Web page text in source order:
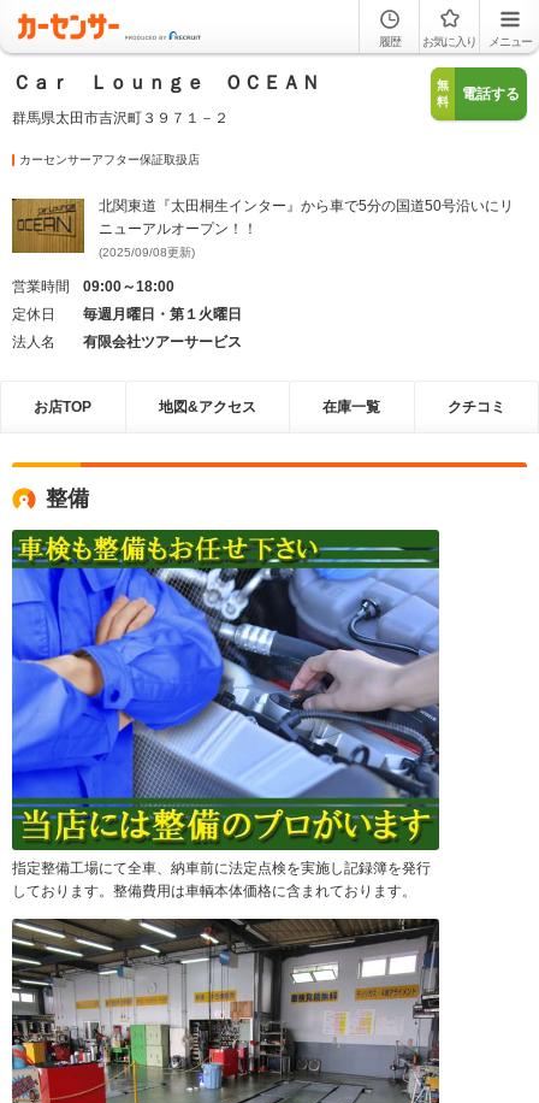
履歴 お気に入り メニュー
Ｃａｒ Ｌｏｕｎｇｅ ＯＣＥＡＮ
群馬県太田市吉沢町３９７１－２
無
料
電話する
カーセンサーアフター保証取扱店
北関東道『太田桐生インター』から車で5分の国道50号沿いにリ
ニューアルオープン！！
(2025/09/08更新)
営業時間
09:00～18:00
定休日
毎週月曜日・第１火曜日
法人名
有限会社ツアーサービス
お店TOP 地図&アクセス 在庫一覧 クチコミ
整備
指定整備工場にて全車、納車前に法定点検を実施し記録簿を発行
しております。整備費用は車輌本体価格に含まれております。